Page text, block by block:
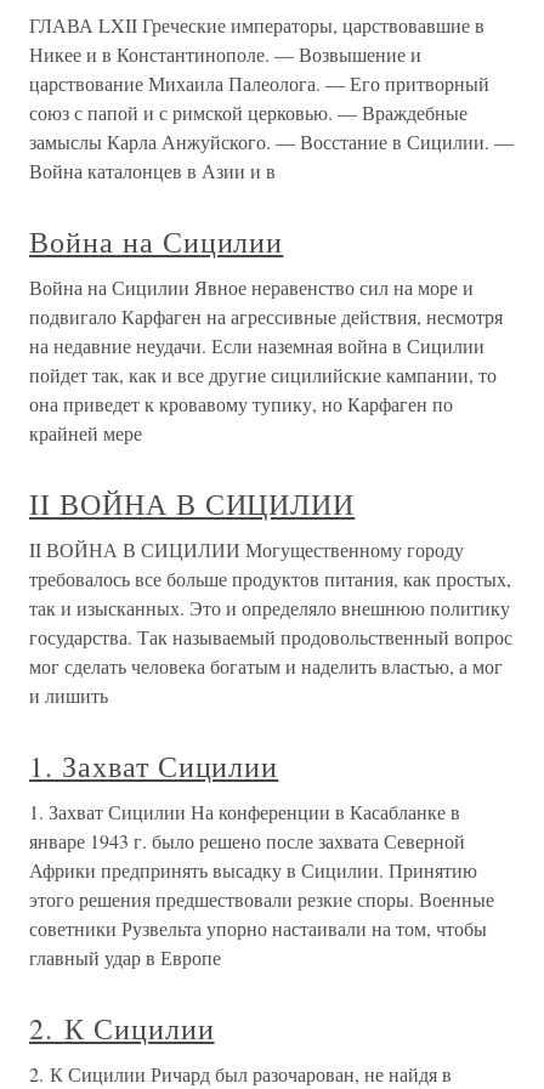
ГЛАВА LXII Греческие императоры, царствовавшие в
Никее и в Константинополе. — Возвышение и
царствование Михаила Палеолога. — Его притворный
союз с папой и с римской церковью. — Враждебные
замыслы Карла Анжуйского. — Восстание в Сицилии. —
Война каталонцев в Азии и в
Война на Сицилии
Война на Сицилии Явное неравенство сил на море и
подвигало Карфаген на агрессивные действия, несмотря
на недавние неудачи. Если наземная война в Сицилии
пойдет так, как и все другие сицилийские кампании, то
она приведет к кровавому тупику, но Карфаген по
крайней мере
II ВОЙНА В СИЦИЛИИ
II ВОЙНА В СИЦИЛИИ Могущественному городу
требовалось все больше продуктов питания, как простых,
так и изысканных. Это и определяло внешнюю политику
государства. Так называемый продовольственный вопрос
мог сделать человека богатым и наделить властью, а мог
и лишить
1. Захват Сицилии
1. Захват Сицилии На конференции в Касабланке в
январе 1943 г. было решено после захвата Северной
Африки предпринять высадку в Сицилии. Принятию
этого решения предшествовали резкие споры. Военные
советники Рузвельта упорно настаивали на том, чтобы
главный удар в Европе
2. К Сицилии
2. К Сицилии Ричард был разочарован, не найдя в